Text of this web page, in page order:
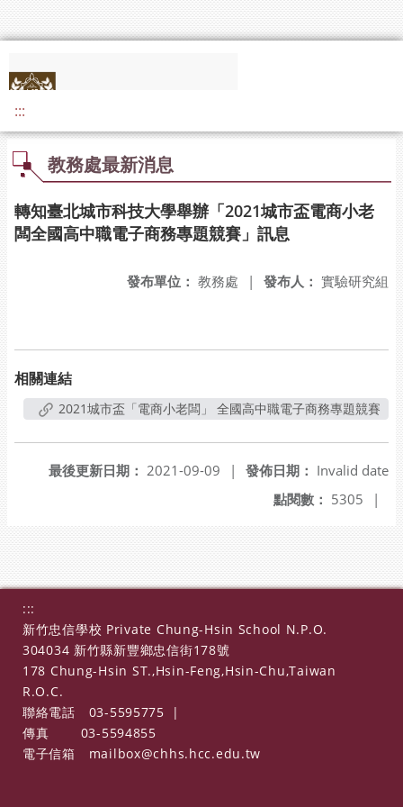
:::
教務處最新消息
轉知臺北城市科技大學舉辦「2021城市盃電商小老
闆全國高中職電子商務專題競賽」訊息
發布人： 實驗研究組
發布單位： 教務處 |
相關連結
2021城市盃「電商小老闆」 全國高中職電子商務專題競賽
發佈日期： Invalid date
最後更新日期： 2021-09-09
|
點閱數： 5305 |
:::
新竹忠信學校 Private Chung-Hsin School N.P.O.
304034 新竹縣新豐鄉忠信街178號
178 Chung-Hsin ST.,Hsin-Feng,Hsin-Chu,Taiwan
R.O.C.
聯絡電話
03-5595775
|
傳真
03-5594855
電子信箱
mailbox@chhs.hcc.edu.tw